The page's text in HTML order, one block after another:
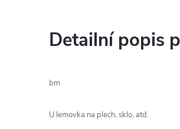
Detailní popis
bm
U lemovka na plech, sklo, atd.